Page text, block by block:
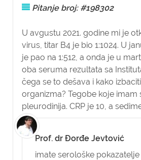
Pitanje broj: #198302
U avgustu 2021. godine mi je
virus, titar B4 je bio 1:1024. U
je pao na 1:512, a onda je u
oba seruma rezultata sa
čega se to dešava i kako
organizma? Tegobe koje imam
pleurodinija. CRP je 10, a
Prof. dr Đorđe Jevtović
imate serološke